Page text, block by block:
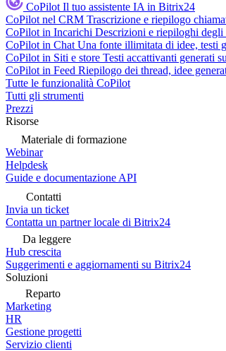
CoPilot Il tuo assistente IA in Bitrix24
CoPilot nel CRM Trascrizione e riepilogo
CoPilot in Incarichi Descrizioni e riepiloghi
CoPilot in Chat Una fonte illimitata di idee, testi
CoPilot in Siti e store Testi accattivanti generati
CoPilot in Feed Riepilogo dei thread, idee
Tutte le funzionalità CoPilot
Tutti gli strumenti
Prezzi
Risorse
Materiale di formazione
Webinar
Helpdesk
Guide e documentazione API
Contatti
Invia un ticket
Contatta un partner locale di Bitrix24
Da leggere
Hub crescita
Suggerimenti e aggiornamenti su Bitrix24
Soluzioni
Reparto
Marketing
HR
Gestione progetti
Servizio clienti